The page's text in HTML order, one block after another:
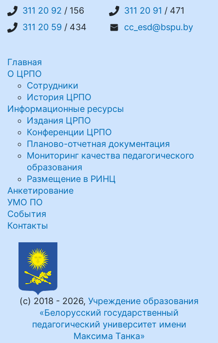
311 20 92 / 156 311 20 91 / 471
311 20 59 / 434 cc_esd@bspu.by
Главная
О ЦРПО
Сотрудники
История ЦРПО
Информационные ресурсы
Издания ЦРПО
Конференции ЦРПО
Планово-отчетная документация
Мониторинг качества педагогического
образования
Размещение в РИНЦ
Анкетирование
УМО ПО
События
Контакты
(с) 2018 - 2026, Учреждение образования
«Белорусский государственный
педагогический университет имени
Максима Танка»